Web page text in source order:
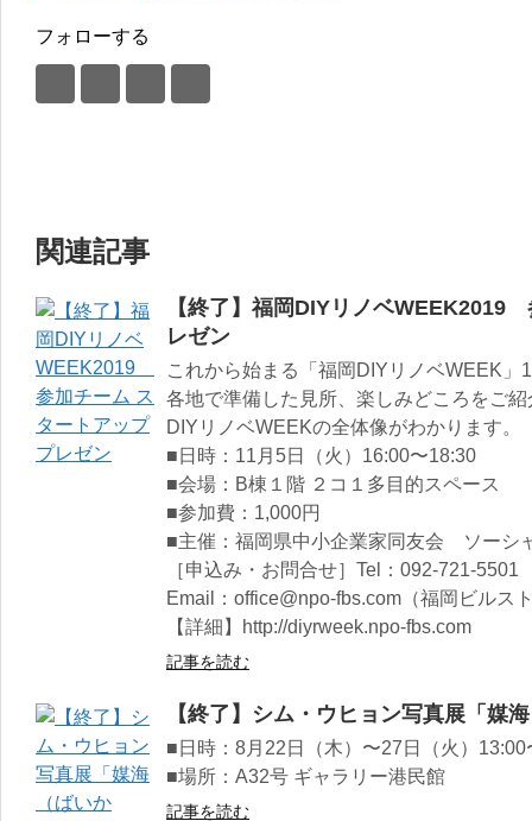
フォローする
関連記事
【終了】福岡DIYリノベWEEK2019
レゼン
これから始まる「福岡DIYリノベWEEK
各地で準備した見所、楽しみどころをご
DIYリノベWEEKの全体像がわかります。
■日時：11月5日（火）16:00〜18:30
■会場：B棟１階 ２コ１多目的スペース
■参加費：1,000円
■主催：福岡県中小企業家同友会 ソーシ
［申込み・お問合せ］Tel：092-721-5501
Email：office@npo-fbs.com（福岡ビルス
【詳細】http://diyrweek.npo-fbs.com
記事を読む
【終了】シム・ウヒョン写真展「媒
■日時：8月22日（木）〜27日（火）13:00
■場所：A32号 ギャラリー港民館
記事を読む